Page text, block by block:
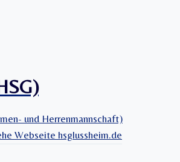
und Herrenmannschaft)
Webseite hsglussheim.de